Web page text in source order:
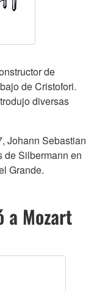
de
de Cristofori.
diversas
Johann Sebastian
de Silbermann en
Grande.
a Mozart